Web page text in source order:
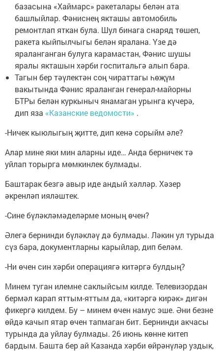
базасына «Хаймарс» ракеталары белән ата
башлыйлар. Фәниснең якташы автомобиль
ремонтлап яткан була. Шул бинага снаряд төшеп,
ракета кыйпылчыгы белән яралана. Үзе дә
яраланганган булуга карамастан, Фәнис шушы
яралы якташын хәрби госпитальгә алып бара.
Тагын бер тәүлектән соң чираттагы һөҗүм
вакытында Фәнис яраланган генерал-майорны
БТРы белән куркыныч янамаган урынга күчерә,
дип яза «Казанские ведомости» .
-Ничек кыюлыгың җитте, дип кенә сорыйм әле?
Алар мине яки мин аларны иде… Анда берничек тә
уйлап торырга мөмкинлек булмады.
Баштарак безгә авыр иде андый хәлләр. Хәзер
әкренләп ияләштек.
-Сине бүләкләмәделәрме моның өчен?
Әлегә бернинди бүләкләү дә булмады. Ләкин ул турыда
сүз бара, документларны карыйлар, дип беләм.
-Ни өчен син хәрби операциягә китәргә булдың?
Минем туган илемне саклыйсым килде. Телевизордан
бермәл карап яттым-яттым да, «китәргә кирәк» дигән
фикергә килдем. Бу – минем өчен намус эше. Әни безне
өйдә качып ятар өчен тапмаган бит. Бернинди акчасы
турында да уйлау булмады. 26 июнь көнне китеп
бардым. Башта бер ай Казанда хәрби өйрәнүләр уздык,